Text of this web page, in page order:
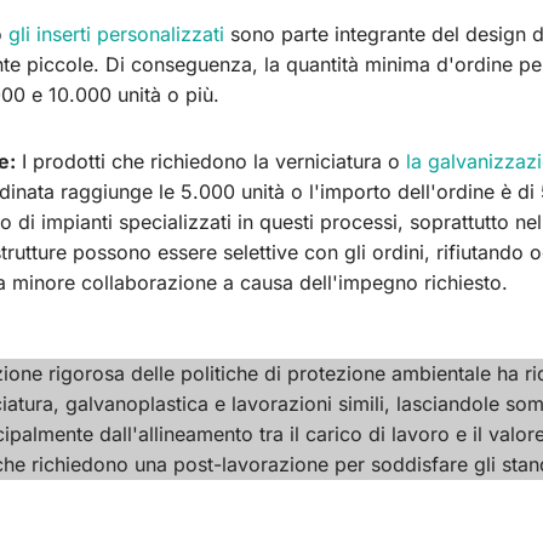
gli inserti personalizzati sono parte integrante del design
piccole. Di conseguenza, la quantità minima d'ordine
e 10.000 unità o più.
I prodotti che richiedono la verniciatura o la
raggiunge le 5.000 unità o l'importo dell'ordine è
di impianti specializzati in questi processi, soprattutto
possono essere selettive con gli ordini, rifiutando
minore collaborazione a causa dell'impegno richiesto.
rigorosa delle politiche di protezione ambientale ha
galvanoplastica e lavorazioni simili, lasciandole
dall'allineamento tra il carico di lavoro e il
richiedono una post-lavorazione per soddisfare gli